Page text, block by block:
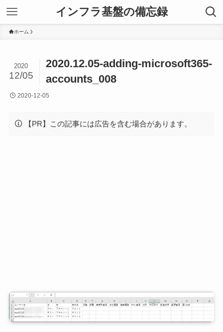
インフラ基盤の備忘録
ホーム
2020.12.05-adding-microsoft365-
accounts_008
2020
12/05
2020-12-05
【PR】この記事には広告を含む場合があります。